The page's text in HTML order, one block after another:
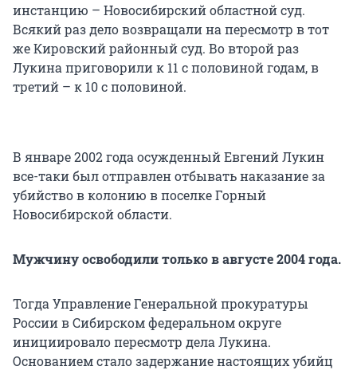
инстанцию – Новосибирский областной суд.
Всякий раз дело возвращали на пересмотр в тот
же Кировский районный суд. Во второй раз
Лукина приговорили к 11 с половиной годам, в
третий – к 10 с половиной.
В январе 2002 года осужденный Евгений Лукин
все-таки был отправлен отбывать наказание за
убийство в колонию в поселке Горный
Новосибирской области.
Мужчину освободили только в августе 2004 года.
Тогда Управление Генеральной прокуратуры
России в Сибирском федеральном округе
инициировало пересмотр дела Лукина.
Основанием стало задержание настоящих убийц